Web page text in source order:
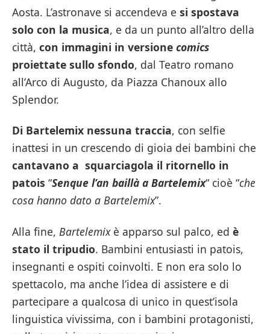
Aosta. L’astronave si accendeva e si spostava
solo con la musica, e da un punto all’altro della
città, con immagini in versione comics
proiettate sullo sfondo, dal Teatro romano
all’Arco di Augusto, da Piazza Chanoux allo
Splendor.
Di Bartelemix nessuna traccia, con selfie
inattesi in un crescendo di gioia dei bambini che
cantavano a squarciagola il ritornello in
patois “Senque l’an baillà a Bartelemix“ cioè “che
cosa hanno dato a Bartelemix”.
Alla fine, Bartelemixè apparso sul palco, ed è
stato il tripudio. Bambini entusiasti in patois,
insegnanti e ospiti coinvolti. E non era solo lo
spettacolo, ma anche l’idea di assistere e di
partecipare a qualcosa di unico in quest’isola
linguistica vivissima, con i bambini protagonisti,